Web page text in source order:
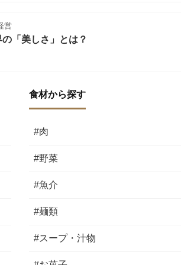
営
「美しさ」とは？
食材から探す
#肉
#野菜
#魚介
#麺類
#スープ・汁物